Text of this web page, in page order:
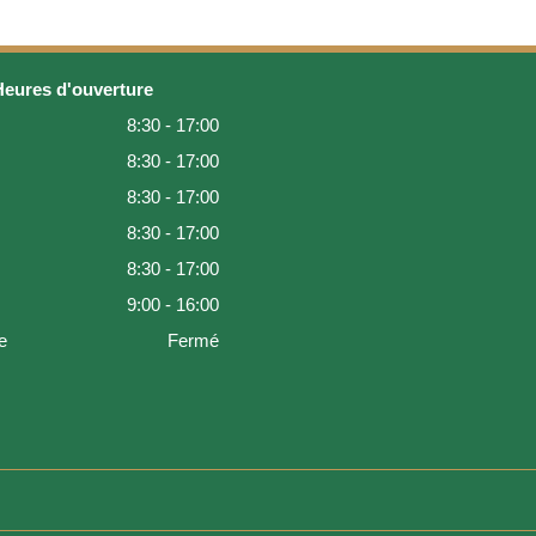
d'ouverture
8:30 - 17:00
8:30 - 17:00
8:30 - 17:00
8:30 - 17:00
8:30 - 17:00
9:00 - 16:00
Fermé